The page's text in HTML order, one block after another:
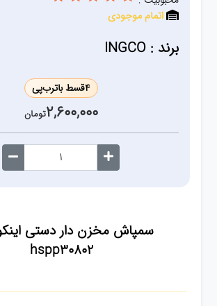
ژنراتور
بادی
صفحه
سمپاش مخزن دار دستی
hspp30802
اتمام موجودی
برند : INGCO
4قسط باترب‌پی
2,600,000تومان